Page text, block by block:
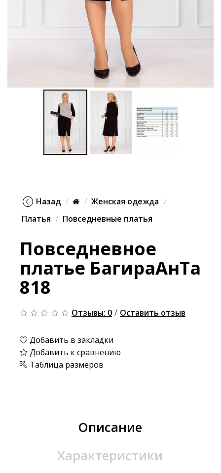
Назад
Женская одежда
Платья
Повседневные платья
Повседневное
платье БагираАнТа
818
Отзывы: 0 / Оставить отзыв
Добавить в закладки
Добавить к сравнению
Таблица размеров
Описание
Характеристики